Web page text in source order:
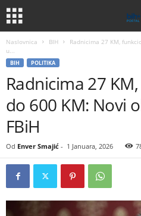
Naslovnica BIH
Radnicima 27 KM,
u...
BIH POLITIKA
Radnicima 27
do 600 KM: Novi
FBiH
Od Enver Smajić - 1 Januara, 2026